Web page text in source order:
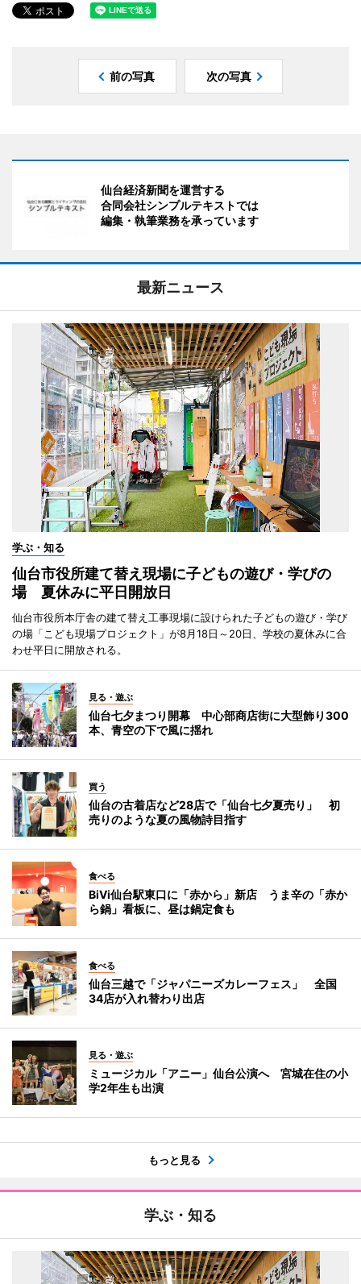
前の写真 次の写真
仙台経済新聞を運営する
合同会社シンプルテキストでは
編集・執筆業務を承っています
最新ニュース
学ぶ・知る
仙台市役所建て替え現場に子どもの遊び・学びの
場 夏休みに平日開放日
仙台市役所本庁舎の建て替え工事現場に設けられた子どもの遊び・学び
の場「こども現場プロジェクト」が8月18日～20日、学校の夏休みに合
わせ平日に開放される。
見る・遊ぶ
仙台七夕まつり開幕 中心部商店街に大型飾り300
本、青空の下で風に揺れ
買う
仙台の古着店など28店で「仙台七夕夏売り」 初
売りのような夏の風物詩目指す
食べる
BiVi仙台駅東口に「赤から」新店 うま辛の「赤か
ら鍋」看板に、昼は鍋定食も
食べる
仙台三越で「ジャパニーズカレーフェス」 全国
34店が入れ替わり出店
見る・遊ぶ
ミュージカル「アニー」仙台公演へ 宮城在住の小
学2年生も出演
もっと見る
学ぶ・知る